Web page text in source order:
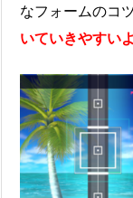
なフォームのコ
いていきやすい